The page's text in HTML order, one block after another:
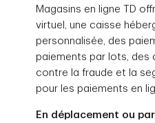
Magasins en ligne TD
virtuel, une caisse
personnalisée, des
paiements par lots, des
contre la fraude et la
pour les paiements en
En déplacement ou